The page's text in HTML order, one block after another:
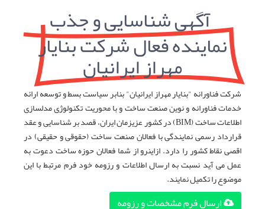
آگهی شناسایی و جذب
نماینده فعال شرکت بنایار
مهراز ایرانیان
شرکت فناورانه "بنایار مهراز ایرانیان" بنابر سیاست بسط و توسعه ارائه
خدمات فناورانه و نوین صنعت ساخت و با محوریت تکنولوژی مدلسازی
اطلاعات ساخت (BIM) در کشور عزیزمان ایران، قصد بر شناسایی و عقد
قرارداد رسمی نمایندگی با فعالان صنعت ساخت (حقوقی و حقیقی) در
اقصی نقاط کشور را دارد. ازاینرو از شما فعالان حوزه ساخت دعوت به
عمل می آید نسبت به ارسال اطلاعات و رزومه خود فرم مرتبط با این
موضوع را تکمیل نمایند.
ارسال فرم مشخصات و رزومه